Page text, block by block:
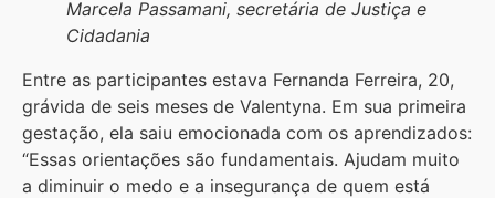
Marcela Passamani, secretária de Justiça e
Cidadania
Entre as participantes estava Fernanda Ferreira, 20,
grávida de seis meses de Valentyna. Em sua primeira
gestação, ela saiu emocionada com os aprendizados:
“Essas orientações são fundamentais. Ajudam muito
a diminuir o medo e a insegurança de quem está